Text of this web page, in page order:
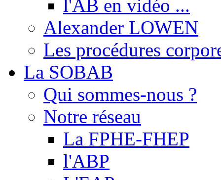
l'AB en vidéo ...
Alexander LOWEN
Les procédures
La SOBAB
Qui sommes-nous ?
Notre réseau
La FPHE-FHEP
l'ABP